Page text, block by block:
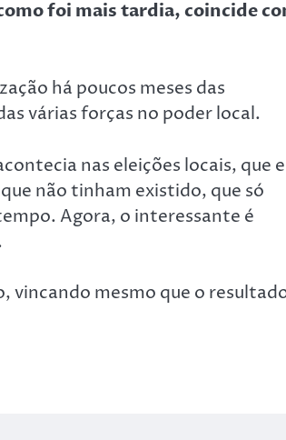
foi mais tardia, coincide
há poucos meses das
várias forças no poder local.
nas eleições locais, que
não tinham existido, que só
Agora, o interessante é
vincando mesmo que o